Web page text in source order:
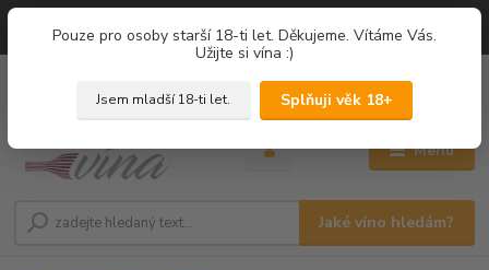
===
Pouze pro osoby starší 18-ti let. Děkujeme. Vítáme Vás.
Užijte si vína :)
Jsem mladší 18-ti let. Splňuji věk 18+
Menu
Jaké víno hledám?
0,00 Kč